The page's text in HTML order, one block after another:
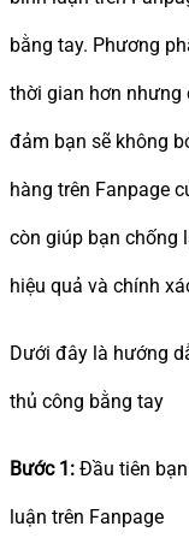
bằng tay. Phương
thời gian hơn nhưng
đảm bạn sẽ không
hàng trên Fanpage
còn giúp bạn chống
hiệu quả và chính
Dưới đây là hướng
thủ công bằng tay
Bước 1: Đầu tiên
luận trên Fanpage